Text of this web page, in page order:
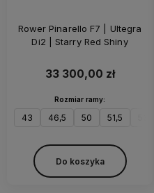
Rower Pinarello F7 | Ultegra
Di2 | Starry Red Shiny
33 300,00 zł
Rozmiar ramy:
43 46,5 50 51,5
Do koszyka